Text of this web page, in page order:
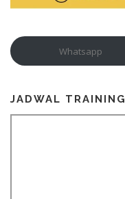
Whatsapp
JADWAL TRAINING